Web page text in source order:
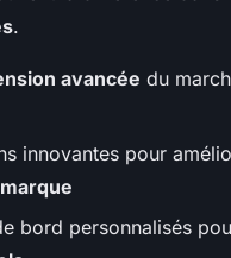
.
avancée du
innovantes pour
bord personnalisés